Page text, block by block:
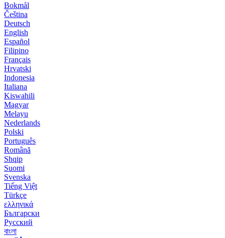
Bokmål
Čeština
Deutsch
English
Español
Filipino
Français
Hrvatski
Indonesia
Italiana
Kiswahili
Magyar
Melayu
Nederlands
Polski
Português
Română
Shqip
Suomi
Svenska
Tiếng Việt
Türkçe
ελληνικά
Български
Русский
বাংলা